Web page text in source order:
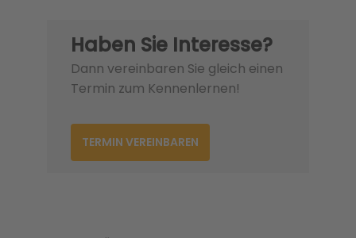
Haben Sie Interesse?
Dann vereinbaren Sie gleich einen
Termin zum Kennenlernen!
TERMIN VEREINBAREN